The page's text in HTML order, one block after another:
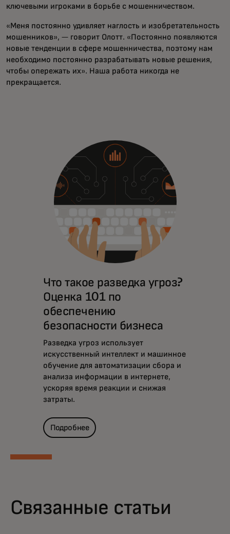
ключевыми игроками в борьбе с мошенничеством.
«Меня постоянно удивляет наглость и изобретательность
мошенников», — говорит Олотт. «Постоянно появляются
новые тенденции в сфере мошенничества, поэтому нам
необходимо постоянно разрабатывать новые решения,
чтобы опережать их». Наша работа никогда не
прекращается.
Что такое разведка угроз?
Оценка 101 по
обеспечению
безопасности бизнеса
Разведка угроз использует
искусственный интеллект и машинное
обучение для автоматизации сбора и
анализа информации в интернете,
ускоряя время реакции и снижая
затраты.
Подробнее
Связанные статьи